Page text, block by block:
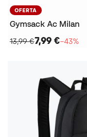
OFERTA
Gymsack Ac Milan
13,99 €7,99 €−43%